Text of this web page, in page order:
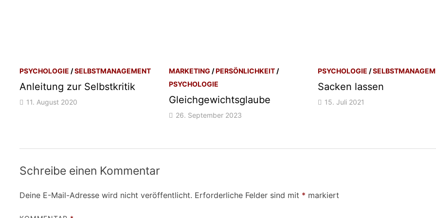
PSYCHOLOGIE /SELBSTMANAGEMENT
Anleitung zur Selbstkritik
11. August 2020
MARKETING /PERSÖNLICHKEIT/
PSYCHOLOGIE
Gleichgewichtsglaube
26. September 2023
PSYCHOLOGIE /
Sacken lassen
15. Juli 2021
Schreibe einen Kommentar
Deine E-Mail-Adresse wird nicht veröffentlicht. Erforderliche Felder sind mit * markiert